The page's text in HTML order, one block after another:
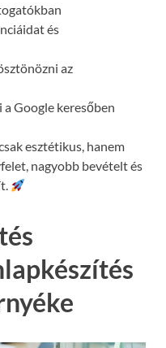
és
az
Google keresőben
esztétikus, hanem
nagyobb bevételt és